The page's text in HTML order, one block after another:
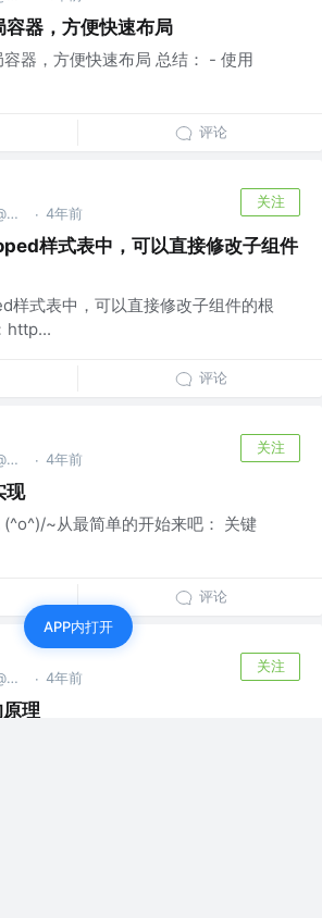
器，方便快速布局
器，方便快速布局 总结： - 使用
评论
前端工程师 @微信公众号：小菜101 · 4年前
关注
样式表中，可以直接修改子组件
样式表中，可以直接修改子组件的根
http...
评论
前端工程师 @微信公众号：小菜101 · 4年前
关注
现
~从最简单的开始来吧： 关键
评论
前端工程师 @微信公众号：小菜101 · 4年前
关注
理
APP内打开